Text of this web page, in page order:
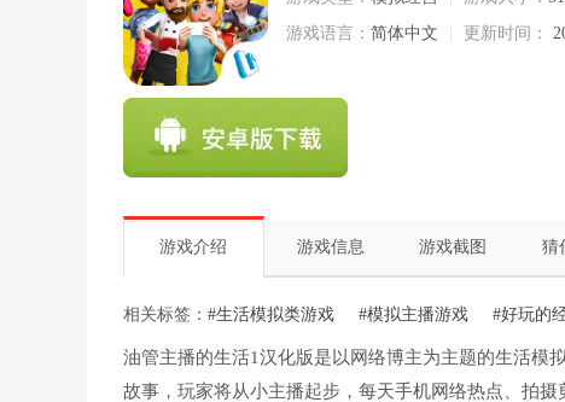
游戏语言： 简体中文 更新时间：
游戏介绍 游戏信息 游戏截图 猜
相关标签： #生活模拟类游戏 #模拟主播游戏 #好玩的
油管主播的生活1汉化版是以网络博主为主题的生活模
故事，玩家将从小主播起步，每天手机网络热点、拍